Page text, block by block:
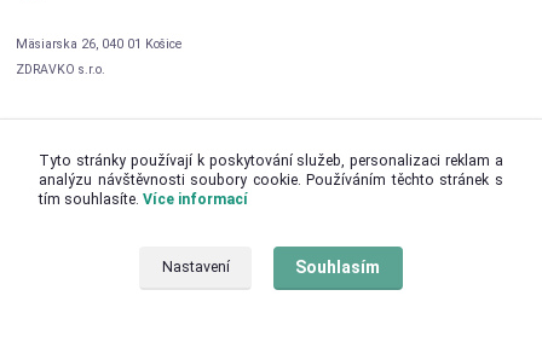
Upravit sběr cookies.
Tyto stránky používají k poskytování služeb, personalizaci reklam a
analýzu návštěvnosti soubory cookie. Používáním těchto stránek s
tím souhlasíte. Více informací
Nastavení Souhlasím